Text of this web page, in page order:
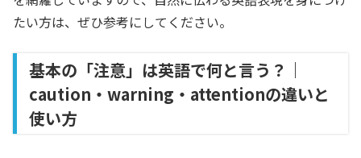
たい方は、ぜひ参考にしてください。
基本の「注意」は英語で何と言う？｜
caution・warning・attentionの違いと
使い方